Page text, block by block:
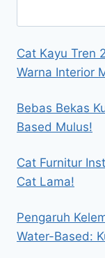
Cat Kayu Tren
Warna Interior
Bebas Bekas
Based Mulus!
Cat Furnitur
Cat Lama!
Pengaruh
Water-Based: